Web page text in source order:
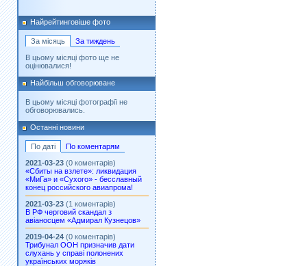
Найрейтинговіше фото
За місяць
За тиждень
В цьому місяці фото ще не
оцінювалися!
Найбільш обговорюване
В цьому місяці фотографії не
обговорювались.
Останні новини
По даті
По коментарям
2021-03-23 (0 коментарів)
«Сбиты на взлете»: ликвидация
«МиГа» и «Сухого» - бесславный
конец российского авиапрома!
2021-03-23 (1 коментарів)
В РФ черговий скандал з
авіаносцем «Адмирал Кузнецов»
2019-04-24 (0 коментарів)
Трибунал ООН призначив дати
слухань у справі полонених
українських моряків